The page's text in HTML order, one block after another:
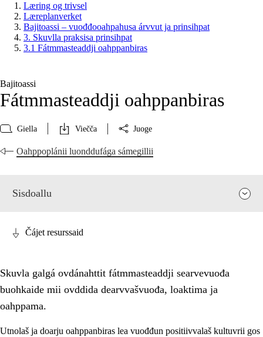
Læring og trivsel
Læreplanverket
Bajitoassi – vuođđooahpahusa árvvut ja prinsihpat
3. Skuvlla praksisa prinsihpat
3.1 Fátmmasteaddji oahppanbiras
Bajitoassi
Fátmmasteaddji oahppanbiras
Giella Viečča Juoge
Oahppoplánii luonddufága sámegillii
Sisdoallu
Čájet resurssaid
Skuvla galgá ovdánahttit fátmmasteaddji searvevuođa
buohkaide mii ovddida dearvvašvuođa, loaktima ja
oahppama.
Utnolaš ja doarju oahppanbiras lea vuođđun positiivvalaš kultuvrii gos